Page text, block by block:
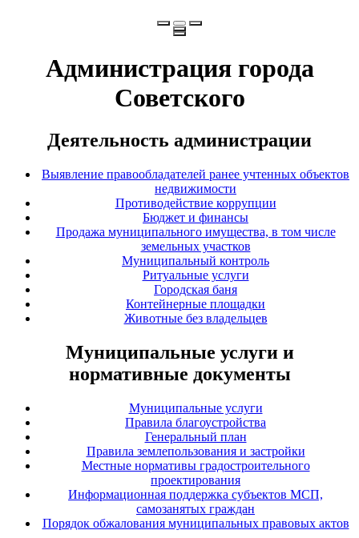
Администрация города
Советского
Деятельность администрации
Выявление правообладателей ранее учтенных объектов
недвижимости
Противодействие коррупции
Бюджет и финансы
Продажа муниципального имущества, в том числе
земельных участков
Муниципальный контроль
Ритуальные услуги
Городская баня
Контейнерные площадки
Животные без владельцев
Муниципальные услуги и
нормативные документы
Муниципальные услуги
Правила благоустройства
Генеральный план
Правила землепользования и застройки
Местные нормативы градостроительного
проектирования
Информационная поддержка субъектов МСП,
самозанятых граждан
Порядок обжалования муниципальных правовых актов